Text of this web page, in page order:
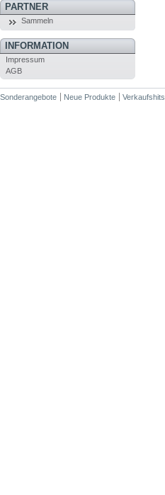
PARTNER
Sammeln
INFORMATION
Impressum
AGB
Sonderangebote Neue Produkte Verkaufshits